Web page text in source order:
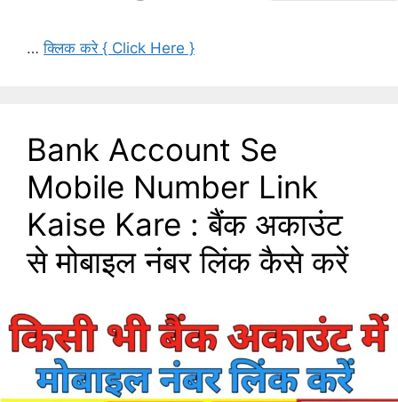
…क्लिक करे { Click Here }
Bank Account Se
Mobile Number Link
Kaise Kare : बैंक अकाउंट
से मोबाइल नंबर लिंक कैसे करें